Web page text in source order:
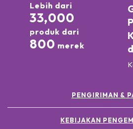
Lebih dari
33,000
produk dari
800 merek
PENGIRIMAN &
KEBIJAKAN